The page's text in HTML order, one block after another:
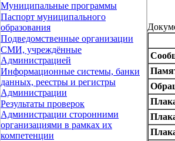
Муниципальные программы
Паспорт муниципального
образования
Подведомственные организации
СМИ, учреждённые
Администрацией
Информационные системы, банки
данных, реестры и регистры
Администрации
Результаты проверок
Администрации сторонними
организациями в рамках их
компетенции